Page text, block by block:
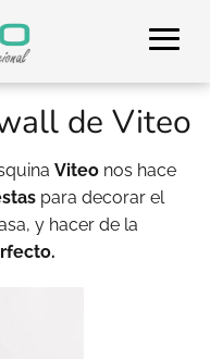
de Viteo
Viteo nos hace
para decorar el
y hacer de la